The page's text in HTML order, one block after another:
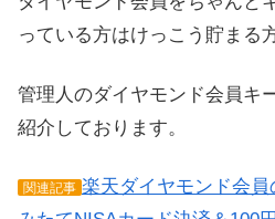
っている方はけっこう貯まる
管理人のダイヤモンド会員キ
紹介しております。
関連記事 楽天ダイヤモンド会